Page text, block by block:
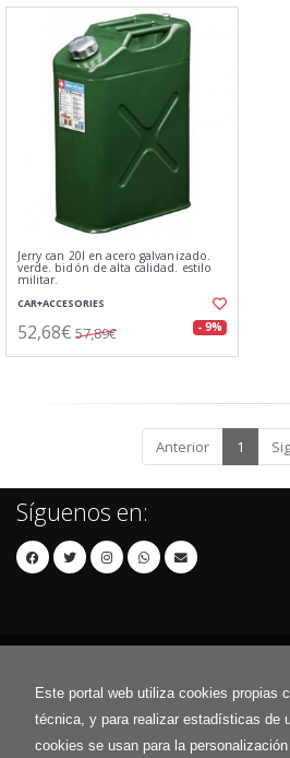
Este portal web utiliza cookies propias
técnica, y para realizar estadísticas de
cookies se usan para la
Jerry can 20l en acero galvanizado.
verde. bidón de alta calidad. estilo
militar.
CAR+ACCESORIES
52,68€ 57,89€ - 9%
Anterior 1
Síguenos en: